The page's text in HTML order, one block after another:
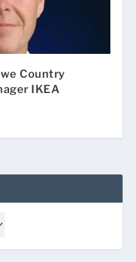
Country
IKEA